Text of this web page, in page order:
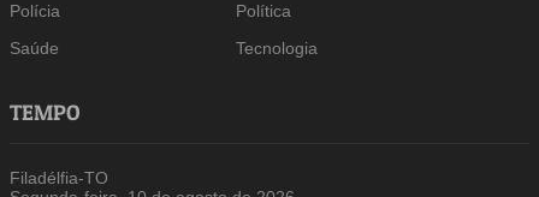
Polícia
Política
Saúde
Tecnologia
TEMPO
Filadélfia-TO